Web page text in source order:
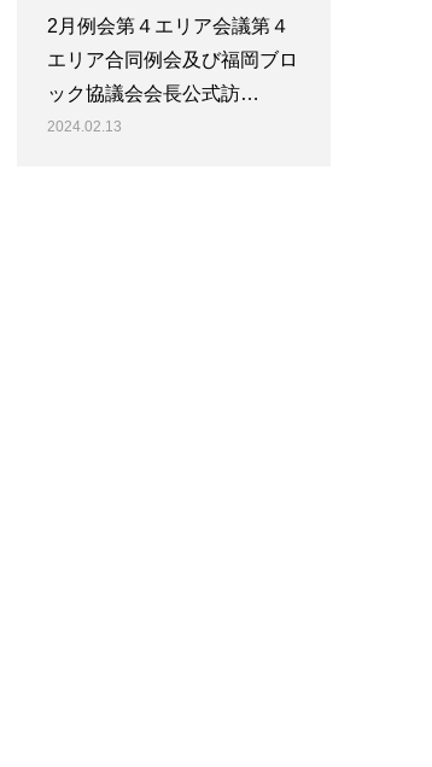
2月例会第４エリア会議第４
エリア合同例会及び福岡ブロ
ック協議会会長公式訪…
2024.02.13